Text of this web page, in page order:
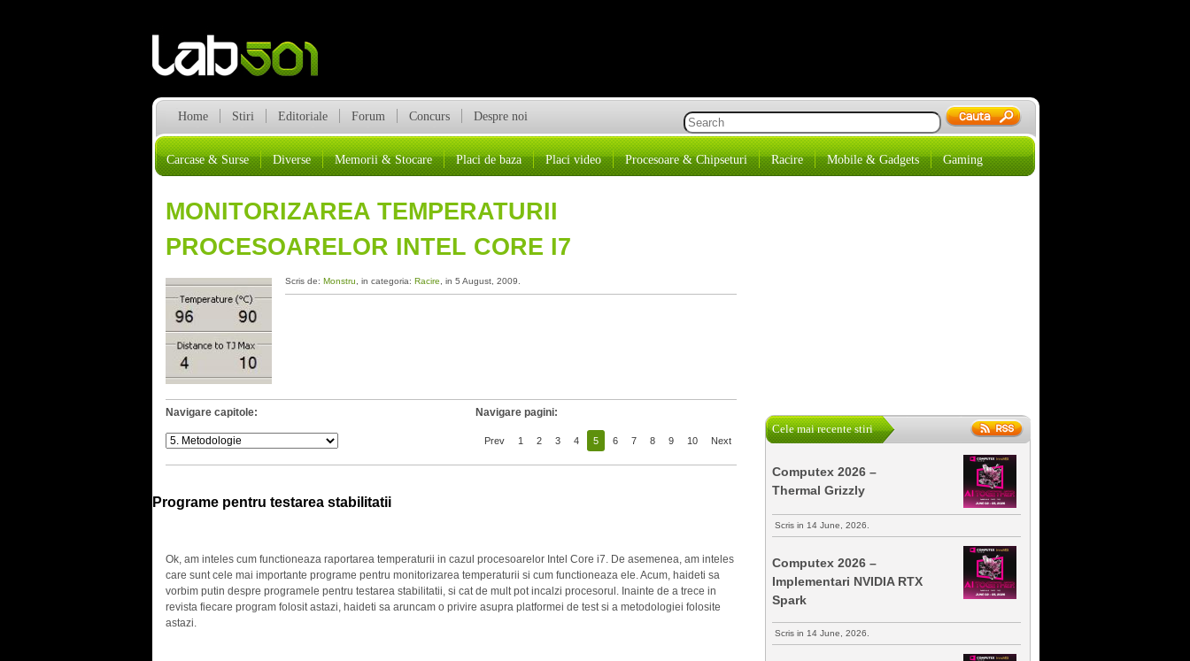
Home Stiri Editoriale Forum Concurs Despre noi
Carcase & Surse Diverse Memorii & Stocare Placi de baza Placi video Procesoare & Chipseturi Racire Mobile & Gadgets Gaming
MONITORIZAREA TEMPERATURII
PROCESOARELOR INTEL CORE I7
Scris de: Monstru , in categoria: Racire , in 5 August, 2009.
Navigare capitole: Navigare pagini:
Prev 1 2 3 4 5 6 7 8 9 10 Next
Programe pentru testarea stabilitatii
Ok, am inteles cum functioneaza raportarea temperaturii in cazul procesoarelor Intel Core i7. De asemenea, am inteles
care sunt cele mai importante programe pentru monitorizarea temperaturii si cum functioneaza ele. Acum, haideti sa
vorbim putin despre programele pentru testarea stabilitatii, si cat de mult pot incalzi procesorul. Inainte de a trece in
revista fiecare program folosit astazi, haideti sa aruncam o privire asupra platformei de test si a metodologiei folosite
astazi.
Cele mai recente stiri
Computex 2026 –
Thermal Grizzly
Scris in 14 June, 2026.
Computex 2026 –
Implementari NVIDIA RTX
Spark
Scris in 14 June, 2026.